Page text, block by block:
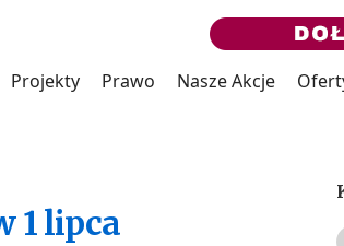
Projekty Prawo Nasze Akcje
1 lipca